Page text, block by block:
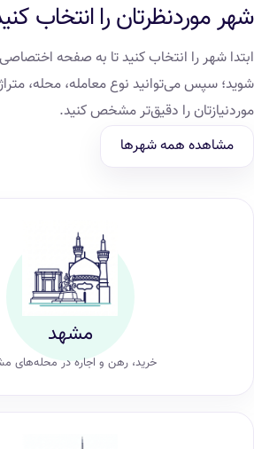
شهر موردنظرتان را انتخاب
ابتدا شهر را انتخاب کنید تا به صفحه
شوید؛ سپس می‌توانید نوع معامله، محله،
موردنیازتان را دقیق‌تر مشخص کنید.
مشاهده همه شهرها
مشهد
خرید، رهن و اجاره در محله‌های